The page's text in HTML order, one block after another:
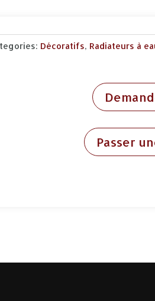
Décoratifs, Radiateurs à
Passer